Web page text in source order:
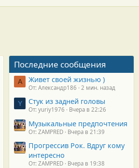
Последние сообщения
А Живет своей жизнью )
От: Александр186 2 мин. назад
Y Стук из задней головы
От: yuriy1976 Вчера в 22:26
Музыкальные предпочтения
От: ZAMPRED Вчера в 21:39
Прогрессив Рок. Вдруг кому
интересно
От: ZAMPRED Вчера в 19:38